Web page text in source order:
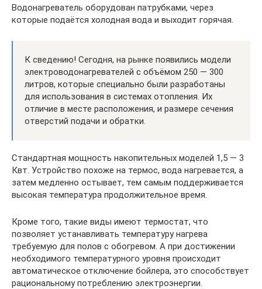
Водонагреватель оборудован патрубками, через
которые подаётся холодная вода и выходит горячая.
К сведению! Сегодня, на рынке появились модели
электроводонагревателей с объёмом 250 — 300
литров, которые специально были разработаны
для использования в системах отопления. Их
отличие в месте расположения, и размере сечения
отверстий подачи и обратки.
Стандартная мощность накопительных моделей 1,5 — 3
Квт. Устройство похоже на термос, вода нагревается, а
затем медленно остывает, тем самым поддерживается
высокая температура продолжительное время.
Кроме того, такие виды имеют термостат, что
позволяет устанавливать температуру нагрева
требуемую для полов с обогревом. А при достижении
необходимого температурного уровня происходит
автоматическое отключение бойлера, это способствует
рациональному потреблению электроэнергии.